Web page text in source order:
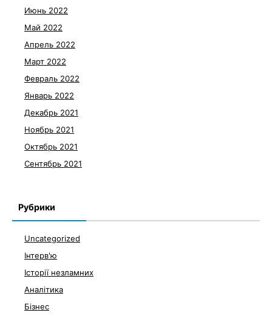
Июнь 2022
Май 2022
Апрель 2022
Март 2022
Февраль 2022
Январь 2022
Декабрь 2021
Ноябрь 2021
Октябрь 2021
Сентябрь 2021
Рубрики
Uncategorized
Інтерв'ю
Історії незламних
Аналітика
Бізнес